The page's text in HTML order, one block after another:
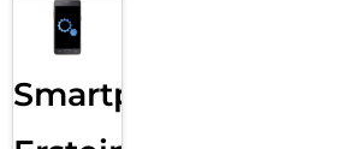
Smartphone